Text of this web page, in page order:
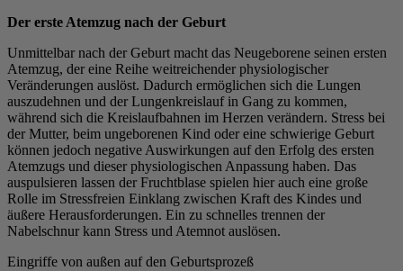
Der erste Atemzug nach der Geburt
Unmittelbar nach der Geburt macht das Neugeborene seinen ersten
Atemzug, der eine Reihe weitreichender physiologischer
Veränderungen auslöst. Dadurch ermöglichen sich die Lungen
auszudehnen und der Lungenkreislauf in Gang zu kommen,
während sich die Kreislaufbahnen im Herzen verändern. Stress bei
der Mutter, beim ungeborenen Kind oder eine schwierige Geburt
können jedoch negative Auswirkungen auf den Erfolg des ersten
Atemzugs und dieser physiologischen Anpassung haben. Das
auspulsieren lassen der Fruchtblase spielen hier auch eine große
Rolle im Stressfreien Einklang zwischen Kraft des Kindes und
äußere Herausforderungen. Ein zu schnelles trennen der
Nabelschnur kann Stress und Atemnot auslösen.
Eingriffe von außen auf den Geburtsprozeß